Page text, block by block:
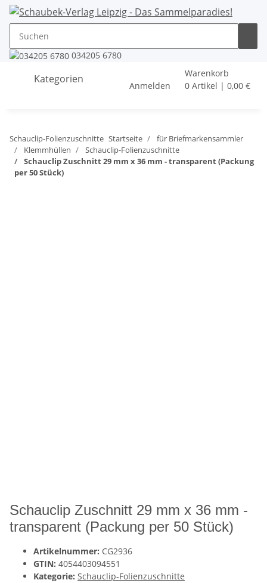
034205 6780
Kategorien
Anmelden
Warenkorb
0 Artikel | 0,00 €
Schauclip-Folienzuschnitte Startseite
für Briefmarkensammler
Klemmhüllen
Schauclip-Folienzuschnitte
Schauclip Zuschnitt 29 mm x 36 mm - transparent (Packung
per 50 Stück)
Schauclip Zuschnitt 29 mm x 36 mm -
transparent (Packung per 50 Stück)
Artikelnummer: CG2936
GTIN: 4054403094551
Kategorie: Schauclip-Folienzuschnitte